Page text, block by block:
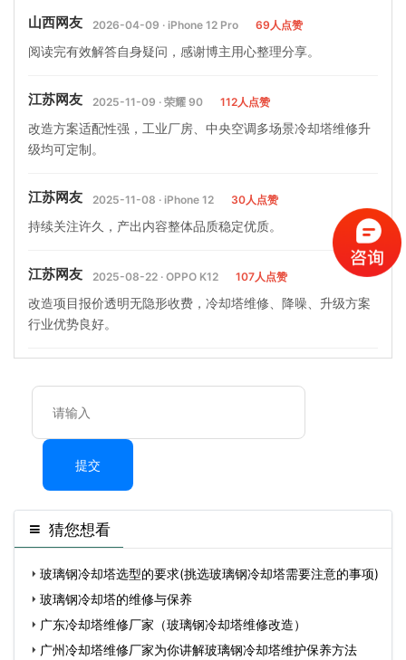
山西网友 2026-04-09 · iPhone 12 Pro 69人点赞
阅读完有效解答自身疑问，感谢博主用心整理分享。
江苏网友 2025-11-09 · 荣耀 90 112人点赞
改造方案适配性强，工业厂房、中央空调多场景冷却塔维修升
级均可定制。
江苏网友 2025-11-08 · iPhone 12 30人点赞
持续关注许久，产出内容整体品质稳定优质。
江苏网友 2025-08-22 · OPPO K12 107人点赞
改造项目报价透明无隐形收费，冷却塔维修、降噪、升级方案
行业优势良好。
提交
猜您想看
玻璃钢冷却塔选型的要求(挑选玻璃钢冷却塔需要注意的事项)
玻璃钢冷却塔的维修与保养
广东冷却塔维修厂家（玻璃钢冷却塔维修改造）
广州冷却塔维修厂家为你讲解玻璃钢冷却塔维护保养方法